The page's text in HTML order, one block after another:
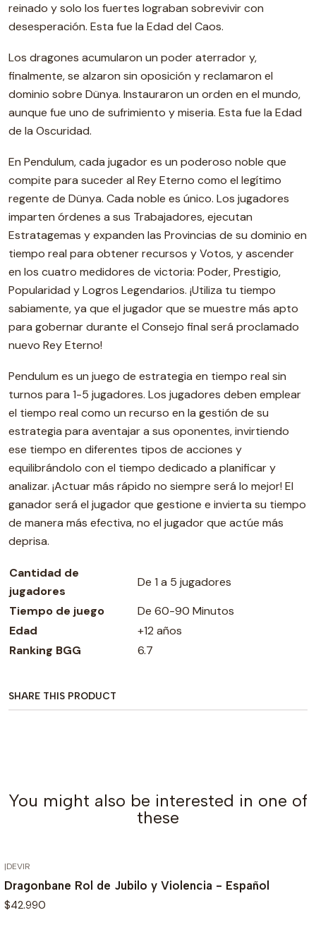
reinado y solo los fuertes lograban sobrevivir con
desesperación. Esta fue la Edad del Caos.
Los dragones acumularon un poder aterrador y,
finalmente, se alzaron sin oposición y reclamaron el
dominio sobre Dünya. Instauraron un orden en el mundo,
aunque fue uno de sufrimiento y miseria. Esta fue la Edad
de la Oscuridad.
En Pendulum, cada jugador es un poderoso noble que
compite para suceder al Rey Eterno como el legítimo
regente de Dünya. Cada noble es único. Los jugadores
imparten órdenes a sus Trabajadores, ejecutan
Estratagemas y expanden las Provincias de su dominio en
tiempo real para obtener recursos y Votos, y ascender
en los cuatro medidores de victoria: Poder, Prestigio,
Popularidad y Logros Legendarios. ¡Utiliza tu tiempo
sabiamente, ya que el jugador que se muestre más apto
para gobernar durante el Consejo final será proclamado
nuevo Rey Eterno!
Pendulum es un juego de estrategia en tiempo real sin
turnos para 1-5 jugadores. Los jugadores deben emplear
el tiempo real como un recurso en la gestión de su
estrategia para aventajar a sus oponentes, invirtiendo
ese tiempo en diferentes tipos de acciones y
equilibrándolo con el tiempo dedicado a planificar y
analizar. ¡Actuar más rápido no siempre será lo mejor! El
ganador será el jugador que gestione e invierta su tiempo
de manera más efectiva, no el jugador que actúe más
deprisa.
Cantidad de
jugadores
De 1 a 5 jugadores
Tiempo de juego
De 60-90 Minutos
Edad
+12 años
Ranking BGG
6.7
SHARE THIS PRODUCT
You might also be interested in one of
these
|DEVIR
Dragonbane Rol de Jubilo y Violencia - Español
$42.990